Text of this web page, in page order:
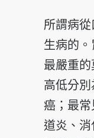
所謂病
生病的。
最嚴重
高低分
癌；最
道炎、